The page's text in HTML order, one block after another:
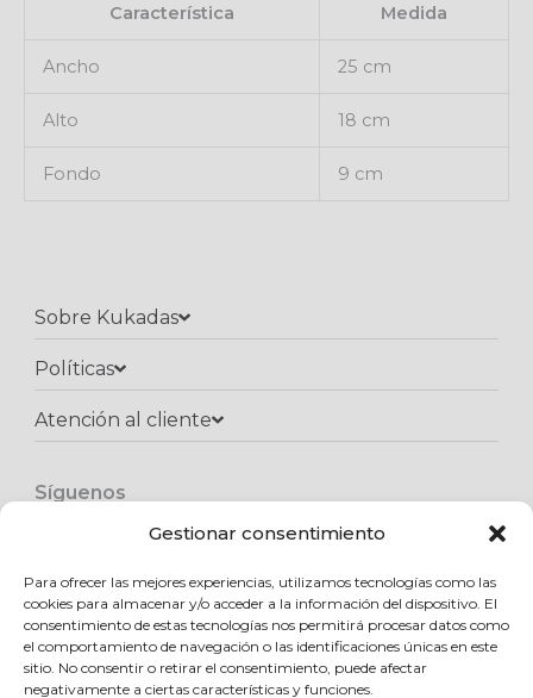
Gestionar consentimiento
Para ofrecer las mejores experiencias, utilizamos tecnologías como las
cookies para almacenar y/o acceder a la información del dispositivo. El
consentimiento de estas tecnologías nos permitirá procesar datos como
el comportamiento de navegación o las identificaciones únicas en este
sitio. No consentir o retirar el consentimiento, puede afectar
negativamente a ciertas características y funciones.
Característica Medida
Ancho 25 cm
Alto 18 cm
Fondo 9 cm
Sobre Kukadas
Políticas
Atención al cliente​
Síguenos
e
b
o
o
k
t
a
g
r
a
m
h
t
s
a
p
p
Copyright © 2025 Kukadas.com | Todos los derechos reservados